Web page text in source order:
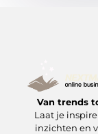
Van trends
Laat je
inzichten en